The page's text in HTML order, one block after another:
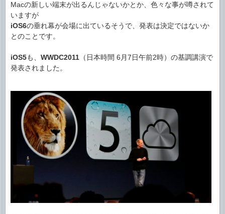
Macの新しい端末が出るんじゃないかとか、色々な事が噂されて
いますが
iOS6の垂れ幕が会場に出ているそうで、発表は決定ではないか
とのことです。
iOS5も、 WWDC2011 （日本時間 6月7日午前2時）の基調講演で
発表されました。